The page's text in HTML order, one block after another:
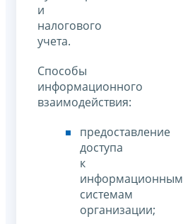
и
налогового
учета.
Способы
информационного
взаимодействия:
предоставление
доступа
к
информационным
системам
организации;